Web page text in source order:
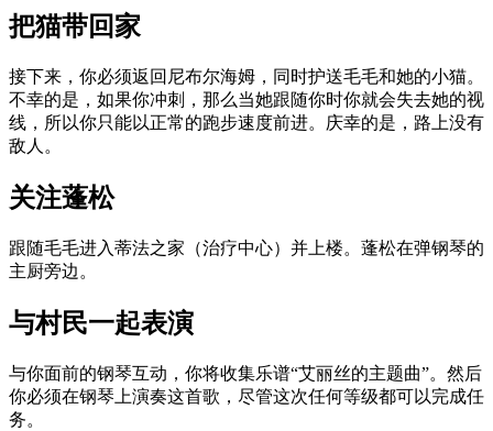
把猫带回家
接下来，你必须返回尼布尔海姆，同时护送毛毛和她的小猫。
不幸的是，如果你冲刺，那么当她跟随你时你就会失去她的视
线，所以你只能以正常的跑步速度前进。 庆幸的是，路上没有
敌人。
关注蓬松
跟随毛毛进入蒂法之家（治疗中心）并上楼。 蓬松在弹钢琴的
主厨旁边。
与村民一起表演
与你面前的钢琴互动，你将收集乐谱“艾丽丝的主题曲”。 然后
你必须在钢琴上演奏这首歌，尽管这次任何等级都可以完成任
务。